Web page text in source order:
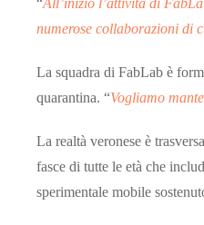
“All’inizio l’attività di
numerose collaborazioni di
La squadra di FabLab è
quarantina. “Vogliamo
La realtà veronese è
fasce di tutte le età che
sperimentale mobile